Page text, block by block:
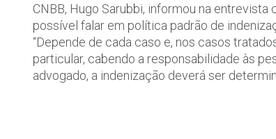
CNBB, Hugo Sarubbi, informou na
possível falar em política padrão de
“Depende de cada caso e, nos casos
particular, cabendo a responsabilidade às
advogado, a indenização deverá ser